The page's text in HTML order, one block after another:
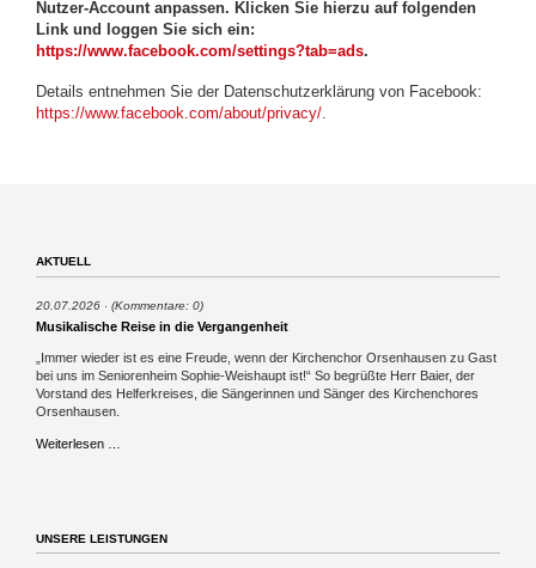
Nutzer-Account anpassen. Klicken Sie hierzu auf folgenden
Link und loggen Sie sich ein:
https://www.facebook.com/settings?tab=ads.
Details entnehmen Sie der Datenschutzerklärung von Facebook:
https://www.facebook.com/about/privacy/.
AKTUELL
20.07.2026 (Kommentare: 0)
Musikalische Reise in die Vergangenheit
„Immer wieder ist es eine Freude, wenn der Kirchenchor Orsenhausen zu Gast
bei uns im Seniorenheim Sophie-Weishaupt ist!“ So begrüßte Herr Baier, der
Vorstand des Helferkreises, die Sängerinnen und Sänger des Kirchenchores
Orsenhausen.
Weiterlesen …
UNSERE LEISTUNGEN